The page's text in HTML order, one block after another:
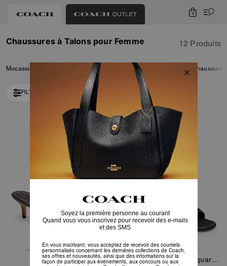
0
Chaussures à Talons pour Femme 12 Produits
Mocassins Bottes SandalesTennis Breloques de chaussure
FILTRER / TRIER
Loaded 2 more products, showing 12 items.
Bestseller
Sandale Margot
Bestseller